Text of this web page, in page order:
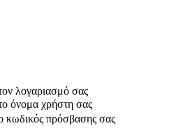
λογαριασμό σας
όνομα χρήστη σας
κωδικός πρόσβασης σας